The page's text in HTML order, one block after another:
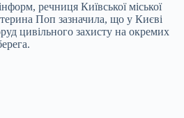
речниця Київської міської
Поп зазначила, що у Києві
цивільного захисту на окремих